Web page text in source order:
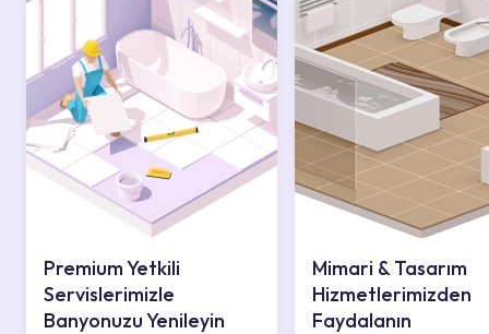
Premium Yetkili
Servislerimizle
Banyonuzu Yenileyin
Mimari & Tasarım
Hizmetlerimizden
Faydalanın